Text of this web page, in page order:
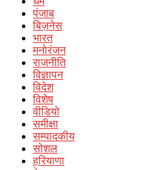
पंजाब
बिज़नेस
भारत
मनोरंजन
राजनीति
विज्ञापन
विदेश
विशेष
वीडियो
समीक्षा
सम्पादकीय
सोशल
हरियाणा